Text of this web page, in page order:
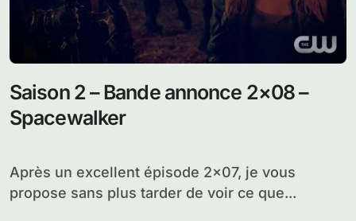
Saison 2 – Bande annonce 2×08 –
Spacewalker
Après un excellent épisode 2×07, je vous
propose sans plus tarder de voir ce que...